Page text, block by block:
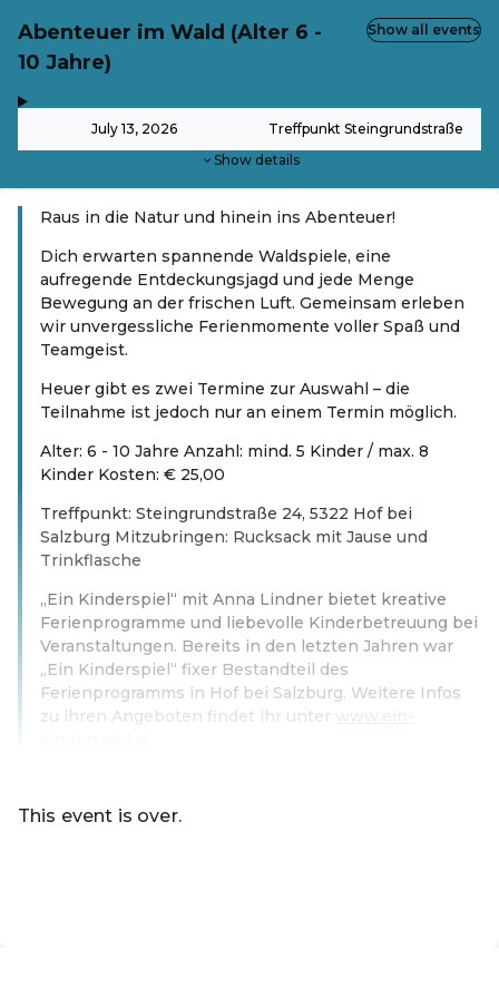
Abenteuer im Wald (Alter 6 -
10 Jahre)
July 13, 2026 Treffpunkt Steingrundstraße
Show details
Show all events
Raus in die Natur und hinein ins Abenteuer!
Dich erwarten spannende Waldspiele, eine
aufregende Entdeckungsjagd und jede Menge
Bewegung an der frischen Luft. Gemeinsam erleben
wir unvergessliche Ferienmomente voller Spaß und
Teamgeist.
Heuer gibt es zwei Termine zur Auswahl – die
Teilnahme ist jedoch nur an einem Termin möglich.
Alter: 6 - 10 Jahre Anzahl: mind. 5 Kinder / max. 8
Kinder Kosten: € 25,00
Treffpunkt: Steingrundstraße 24, 5322 Hof bei
Salzburg Mitzubringen: Rucksack mit Jause und
Trinkflasche
„Ein Kinderspiel“ mit Anna Lindner bietet kreative
Ferienprogramme und liebevolle Kinderbetreuung bei
Veranstaltungen. Bereits in den letzten Jahren war
„Ein Kinderspiel“ fixer Bestandteil des
Ferienprogramms in Hof bei Salzburg. Weitere Infos
zu ihren Angeboten findet ihr unter www.ein-
This event is over.